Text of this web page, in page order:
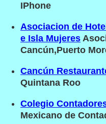
IPhone
Asociacion de
e Isla Mujeres
Cancún,Puerto
Cancún
Quintana Roo
Colegio
Mexicano de